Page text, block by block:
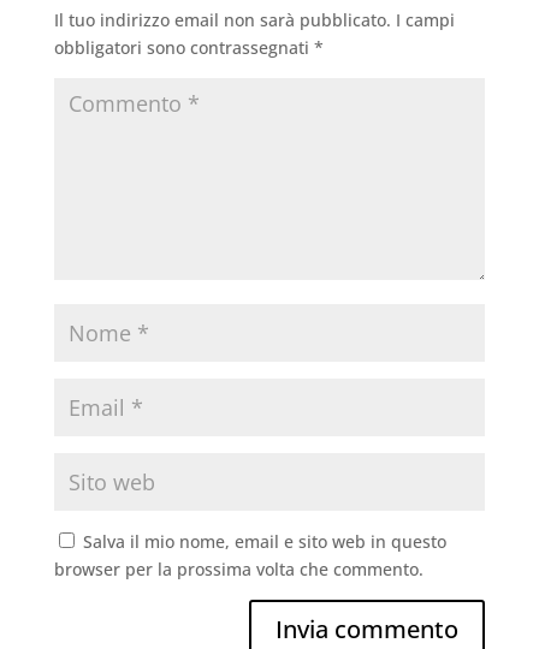
Il tuo indirizzo email non sarà pubblicato. I campi
obbligatori sono contrassegnati *
Salva il mio nome, email e sito web in questo
browser per la prossima volta che commento.